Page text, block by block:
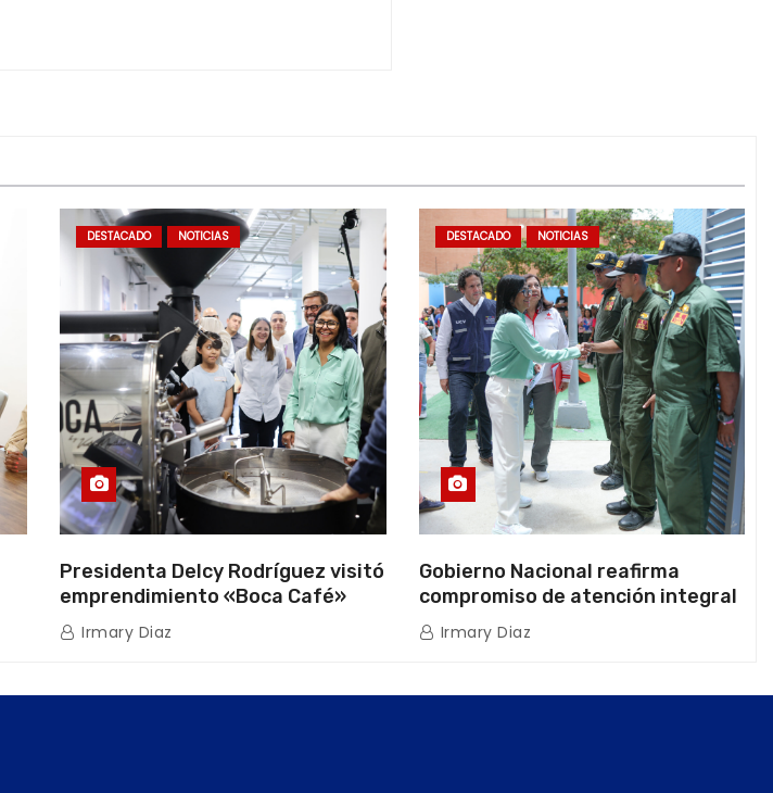
DESTACADO NOTICIAS
Presidenta Delcy Rodríguez visitó
emprendimiento «Boca Café»
que impulsa la producción
nacional hacia mercados
Irmary Diaz
DESTACADO NOTICIAS
Gobierno Nacional reafirma
compromiso de atención integral
a la población venezolana tras
doblete sísmico
Irmary Diaz